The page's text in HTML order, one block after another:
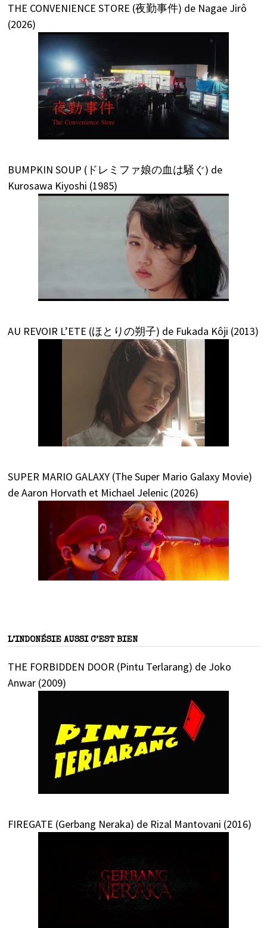
THE CONVENIENCE STORE (夜勤事件) de Nagae Jirô
(2026)
BUMPKIN SOUP (ドレミファ娘の血は騒ぐ) de
Kurosawa Kiyoshi (1985)
AU REVOIR L’ETE (ほとりの朔子) de Fukada Kôji (2013)
SUPER MARIO GALAXY (The Super Mario Galaxy Movie)
de Aaron Horvath et Michael Jelenic (2026)
L’INDONÉSIE AUSSI C’EST BIEN
THE FORBIDDEN DOOR (Pintu Terlarang) de Joko
Anwar (2009)
FIREGATE (Gerbang Neraka) de Rizal Mantovani (2016)